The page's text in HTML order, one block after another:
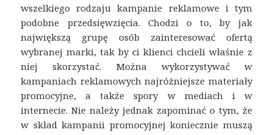
wszelkiego rodzaju kampanie reklamowe i tym
podobne przedsięwzięcia. Chodzi o to, by jak
największą grupę osób zainteresować ofertą
wybranej marki, tak by ci klienci chcieli właśnie z
niej skorzystać. Można wykorzystywać w
kampaniach reklamowych najróżniejsze materiały
promocyjne, a także spory w mediach i w
internecie. Nie należy jednak zapominać o tym, że
w skład kampanii promocyjnej koniecznie muszą